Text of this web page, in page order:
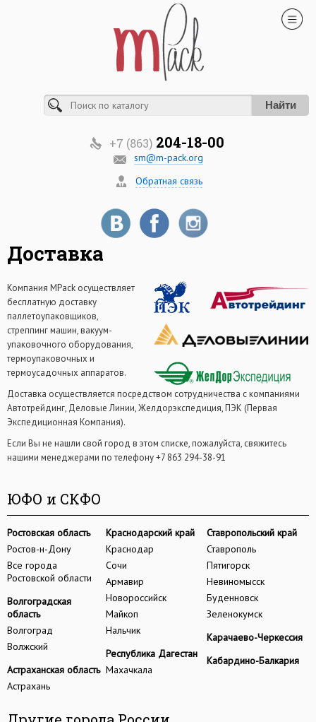
Найти
+7 (863) 204-18-00
sm@m-pack.org
Обратная связь
Доставка
Компания MPack осуществляет
бесплатную доставку
паллетоупаковщиков,
стреппинг машин, вакуум-
упаковочного оборудования,
термоупаковочных и
термоусадочных аппаратов.
Доставка осуществляется посредством сотрудничества с компаниями
Автотрейдинг, Деловые Линии, Желдорэкспедиция, ПЭК (Первая
Экспедиционная Компания).
Если Вы не нашли свой город в этом списке, пожалуйста, свяжитесь
нашими менеджерами по телефону +7 863 294-38-91
ЮФО и СКФО
Ростовская область
Ростов-н-Дону
Все города
Ростовской области
Волгоградская
область
Волгоград
Волжский
Астраханская область
Астрахань
Краснодарский край
Краснодар
Сочи
Армавир
Новороссийск
Майкоп
Нальчик
Республика Дагестан
Махачкала
Ставропольский край
Ставрополь
Пятигорск
Невиномысск
Буденновск
Зеленокумск
Карачаево-Черкессия
Кабардино-Балкария